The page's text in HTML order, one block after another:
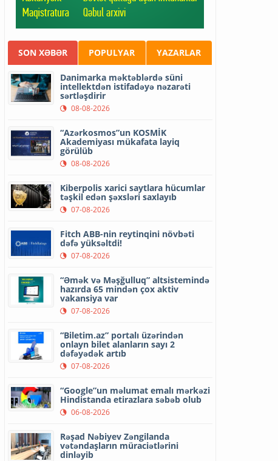
SON XƏBƏR POPULYAR YAZARLAR
Danimarka məktəblərdə süni
intellektdən istifadəyə nəzarəti
sərtləşdirir
08-08-2026
“Azərkosmos”un KOSMİK
Akademiyası mükafata layiq
görülüb
08-08-2026
Kiberpolis xarici saytlara hücumlar
təşkil edən şəxsləri saxlayıb
07-08-2026
Fitch ABB-nin reytinqini növbəti
dəfə yüksəltdi!
07-08-2026
“Əmək və Məşğulluq” altsistemində
hazırda 65 mindən çox aktiv
vakansiya var
07-08-2026
“Biletim.az” portalı üzərindən
onlayn bilet alanların sayı 2
dəfəyədək artıb
07-08-2026
“Google”un məlumat emalı mərkəzi
Hindistanda etirazlara səbəb olub
06-08-2026
Rəşad Nəbiyev Zəngilanda
vətəndaşların müraciətlərini
dinləyib